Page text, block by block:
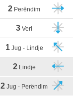
2 Perëndim
3 Veri
1 Jug - Lindje
2 Lindje
2 Jug - Perëndim